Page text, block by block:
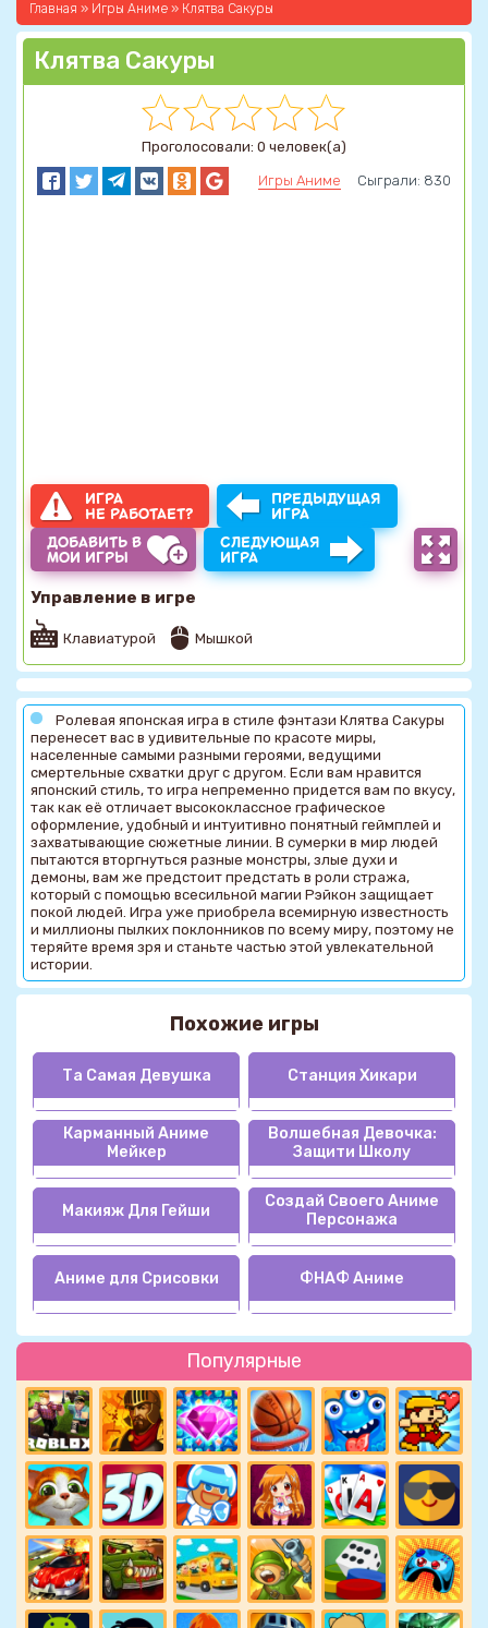
Популярные
Главная » Игры Аниме » Клятва Сакуры
Клятва Сакуры
Проголосовали: 0 человек(а)
Игры Аниме Сыграли: 830
ИГРА
НЕ РАБОТАЕТ?
ПРЕДЫДУЩАЯ
ИГРА
ДОБАВИТЬ В
МОИ ИГРЫ
СЛЕДУЮЩАЯ
ИГРА
Управление в игре
Клавиатурой Мышкой
Ролевая японская игра в стиле фэнтази Клятва Сакуры
перенесет вас в удивительные по красоте миры,
населенные самыми разными героями, ведущими
смертельные схватки друг с другом. Если вам нравится
японский стиль, то игра непременно придется вам по вкусу,
так как её отличает высококлассное графическое
оформление, удобный и интуитивно понятный геймплей и
захватывающие сюжетные линии. В сумерки в мир людей
пытаются вторгнуться разные монстры, злые духи и
демоны, вам же предстоит предстать в роли стража,
который с помощью всесильной магии Рэйкон защищает
покой людей. Игра уже приобрела всемирную известность
и миллионы пылких поклонников по всему миру, поэтому не
теряйте время зря и станьте частью этой увлекательной
истории.
Похожие игры
Та Самая Девушка Станция Хикари
Карманный Аниме
Мейкер
Волшебная Девочка:
Защити Школу
Макияж Для Гейши
Создай Своего Аниме
Персонажа
Аниме для Срисовки ФНАФ Аниме